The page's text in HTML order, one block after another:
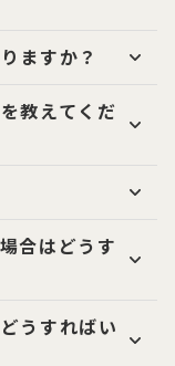
ますか？
教えてくだ
合はどうす
うすればい